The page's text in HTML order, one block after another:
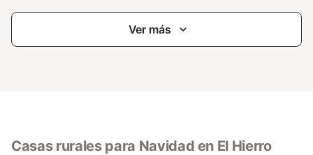
Ver más
Casas rurales para Navidad en El Hierro